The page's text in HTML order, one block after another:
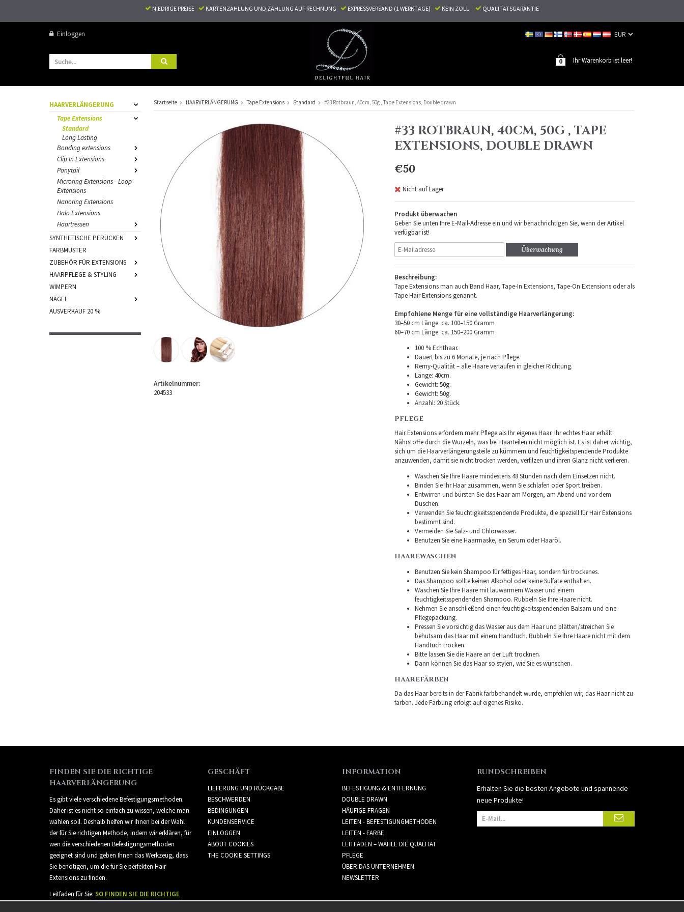
NIEDRIGE PREISE KARTENZAHLUNG UND ZAHLUNG AUF RECHNUNG EXPRESSVERSAND (1 WERKTAGE) KEIN ZOLL QUALITÄTSGARANTIE
Einloggen
Ihr Warenkorb ist leer!
0
HAARVERLÄNGERUNG
Tape Extensions
Standard
Long Lasting
Bonding extensions
Clip In Extensions
Ponytail
Microring Extensions - Loop
Extensions
Nanoring Extensions
Halo Extensions
Haartressen
SYNTHETISCHE PERÜCKEN
FARBMUSTER
ZUBEHÖR FÜR EXTENSIONS
HAARPFLEGE & STYLING
WIMPERN
NÄGEL
AUSVERKAUF 20 %
Startseite HAARVERLÄNGERUNG Tape Extensions Standard #33 Rotbraun, 40cm, 50g , Tape Extensions, Double drawn
#33 ROTBRAUN, 40CM, 50G , TAPE
EXTENSIONS, DOUBLE DRAWN
€50
Nicht auf Lager
Produkt überwachen
Geben Sie unten Ihre E-Mail-Adresse ein und wir benachrichtigen Sie, wenn der Artikel
verfügbar ist!
Überwachung
Beschreibung:
Tape Extensions man auch Band Haar, Tape-In Extensions, Tape-On Extensions oder als
Tape Hair Extensions genannt.
Empfohlene Menge für eine vollständige Haarverlängerung:
30–50 cm Länge: ca. 100–150 Gramm
60–70 cm Länge: ca. 150–200 Gramm
100 % Echthaar.
Dauert bis zu 6 Monate, je nach Pflege.
Remy-Qualität – alle Haare verlaufen in gleicher Richtung.
Länge: 40cm.
Gewicht: 50g.
Gewicht: 50g.
Anzahl: 20 Stück.
PFLEGE
Hair Extensions erfordern mehr Pflege als Ihr eigenes Haar. Ihr echtes Haar erhält
Nährstoffe durch die Wurzeln, was bei Haarteilen nicht möglich ist. Es ist daher wichtig,
sich um die Haarverlängerungsteile zu kümmern und feuchtigkeitspendende Produkte
anzuwenden, damit sie nicht trocken werden, verfilzen und ihren Glanz nicht verlieren.
Waschen Sie Ihre Haare mindestens 48 Stunden nach dem Einsetzen nicht.
Binden Sie Ihr Haar zusammen, wenn Sie schlafen oder Sport treiben.
Entwirren und bürsten Sie das Haar am Morgen, am Abend und vor dem
Duschen.
Verwenden Sie feuchtigkeitsspendende Produkte, die speziell für Hair Extensions
bestimmt sind.
Vermeiden Sie Salz- und Chlorwasser.
Benutzen Sie eine Haarmaske, ein Serum oder Haaröl.
HAAREWASCHEN
Benutzen Sie kein Shampoo für fettiges Haar, sondern für trockenes.
Das Shampoo sollte keinen Alkohol oder keine Sulfate enthalten.
Waschen Sie Ihre Haare mit lauwarmem Wasser und einem
feuchtigkeitsspendenden Shampoo. Rubbeln Sie Ihre Haare nicht.
Nehmen Sie anschließend einen feuchtigkeitsspendenden Balsam und eine
Pflegepackung.
Pressen Sie vorsichtig das Wasser aus dem Haar und plätten/streichen Sie
behutsam das Haar mit einem Handtuch. Rubbeln Sie Ihre Haare nicht mit dem
Handtuch trocken.
Bitte lassen Sie die Haare an der Luft trocknen.
Dann können Sie das Haar so stylen, wie Sie es wünschen.
HAAREFÄRBEN
Da das Haar bereits in der Fabrik farbbehandelt wurde, empfehlen wir, das Haar nicht zu
färben. Jede Färbung erfolgt auf eigenes Risiko.
Artikelnummer:
204533
FINDEN SIE DIE RICHTIGE
HAARVERLÄNGERUNG
Es gibt viele verschiedene Befestigungsmethoden.
Daher ist es nicht so einfach zu wissen, welche man
wählen soll. Deshalb helfen wir Ihnen bei der Wahl
der für Sie richtigen Methode, indem wir erklären, für
wen die verschiedenen Befestigungsmethoden
geeignet sind und geben Ihnen das Werkzeug, dass
Sie benötigen, um die für Sie perfekten Hair
Extensions zu finden.
Leitfaden für Sie: SO FINDEN SIE DIE RICHTIGE
GESCHÄFT
LIEFERUNG UND RÜCKGABE
BESCHWERDEN
BEDINGUNGEN
KUNDENSERVICE
EINLOGGEN
ABOUT COOKIES
THE COOKIE SETTINGS
INFORMATION
BEFESTIGUNG & ENTFERNUNG
DOUBLE DRAWN
HÄUFIGE FRAGEN
LEITEN - BEFESTIGUNGMETHODEN
LEITEN - FARBE
LEITFADEN – WÄHLE DIE QUALITÄT
PFLEGE
ÜBER DAS UNTERNEHMEN
NEWSLETTER
RUNDSCHREIBEN
Erhalten Sie die besten Angebote und spannende
neue Produkte!